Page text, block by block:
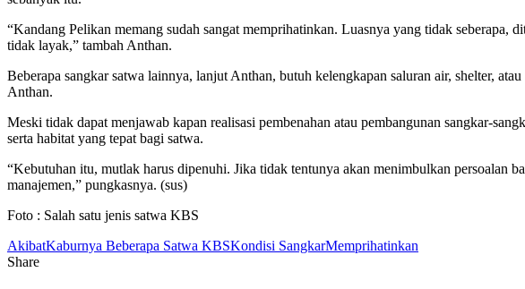
“Kandang Pelikan memang sudah sangat memprihatinkan. Luasnya yang tidak seberapa,
tidak layak,” tambah Anthan.
Beberapa sangkar satwa lainnya, lanjut Anthan, butuh kelengkapan saluran air, shelter,
Anthan.
Meski tidak dapat menjawab kapan realisasi pembenahan atau pembangunan sangkar-
serta habitat yang tepat bagi satwa.
“Kebutuhan itu, mutlak harus dipenuhi. Jika tidak tentunya akan menimbulkan persoalan
manajemen,” pungkasnya. (sus)
Foto : Salah satu jenis satwa KBS
AkibatKaburnya Beberapa Satwa KBSKondisi SangkarMemprihatinkan
Share